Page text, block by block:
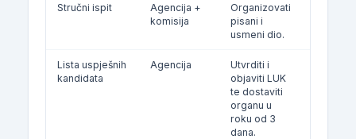
Stručni ispit
Agencija +
komisija
Organizovati
pisani i
usmeni dio.
Lista uspješnih
kandidata
Agencija
Utvrditi i
objaviti LUK
te dostaviti
organu u
roku od 3
dana.